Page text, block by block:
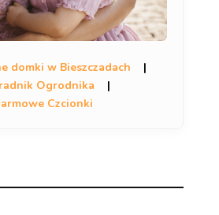
domki w Bieszczadach
|
Ogrodnika
|
Czcionki